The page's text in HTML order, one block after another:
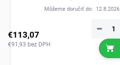
Môžeme doručiť do:
12.8.2026
€113,07
€91,93 bez DPH
−